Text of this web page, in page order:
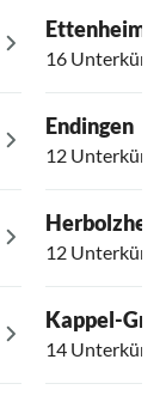
Ettenheim
16
Endingen
12
12
Kappel-
14